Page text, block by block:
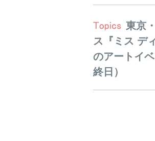
content
東京
ス『ミス デ
のアートイ
終日）